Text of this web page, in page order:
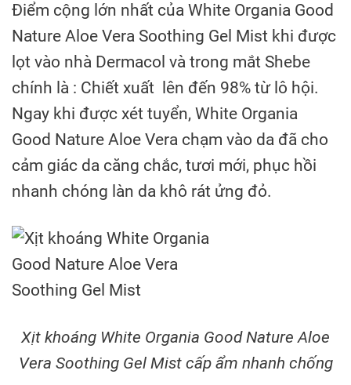
Điểm cộng lớn nhất của White Organia Good
Nature Aloe Vera Soothing Gel Mist khi được
lọt vào nhà Dermacol và trong mắt Shebe
chính là : Chiết xuất lên đến 98% từ lô hội.
Ngay khi được xét tuyển, White Organia
Good Nature Aloe Vera chạm vào da đã cho
cảm giác da căng chắc, tươi mới, phục hồi
nhanh chóng làn da khô rát ửng đỏ.
Xịt khoáng White Organia Good Nature Aloe
Vera Soothing Gel Mist cấp ẩm nhanh chống